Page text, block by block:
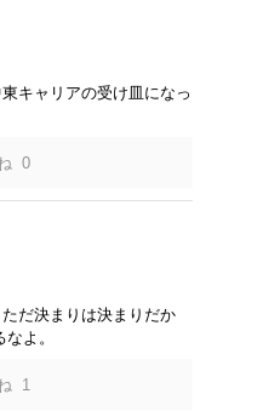
キャリアの受け皿になっ
0
だ決まりは決まりだか
よ。
1